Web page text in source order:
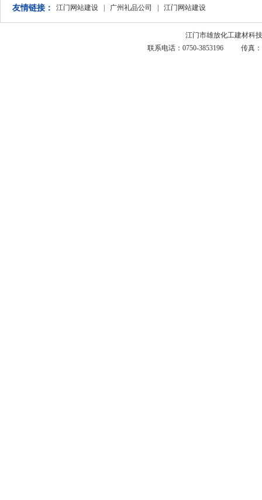
友情链接： 江门网站建设 广州礼品公司 江门网站建设
江门市雄放化工建材科
联系电话：0750-3853196 传真